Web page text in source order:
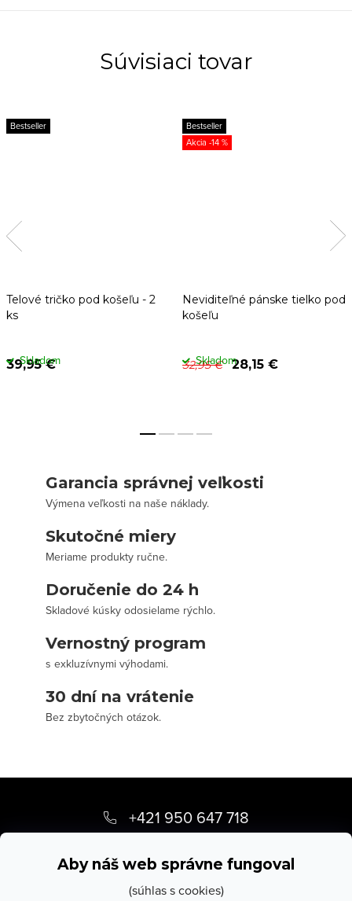
Aby náš web správne fungoval
(súhlas s cookies)
Súvisiaci tovar
Bestseller
Telové tričko pod košeľu - 2
ks
39,95 €
Skladom
Bestseller
-14 %
Neviditeľné pánske tielko pod
košeľu
32,95 € 28,15 €
Skladom
Garancia správnej veľkosti
Výmena veľkosti na naše náklady.
Skutočné miery
Meriame produkty ručne.
Doručenie do 24 h
Skladové kúsky odosielame rýchlo.
Vernostný program
s exkluzívnymi výhodami.
30 dní na vrátenie
Bez zbytočných otázok.
p
+421 950 647 718